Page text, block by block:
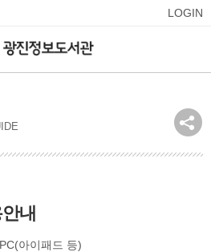
LOGIN
내
아이패드 등)